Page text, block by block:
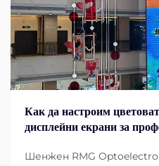
Как да настроим
дисплейни екрани за
Шенжен RMG